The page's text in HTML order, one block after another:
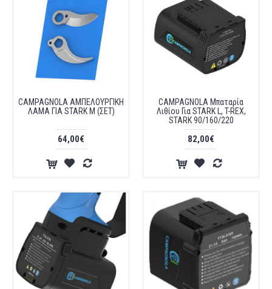
CAMPAGNOLA ΑΜΠΕΛΟΥΡΓΙΚΗ
ΛΑΜΑ ΓΙΑ STARK M (ΣΕΤ)
64,00€
CAMPAGNOLA Μπαταρία
Λιθίου Για STARK L, T-REX,
STARK 90/160/220
82,00€